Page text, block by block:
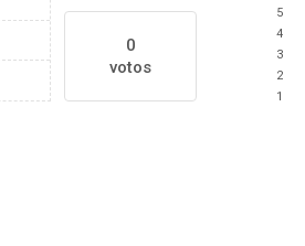
0
votos
5
4
3
2
1